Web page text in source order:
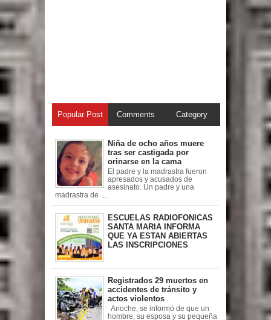
Popular Post Comments Category
Niña de ocho años muere
tras ser castigada por
orinarse en la cama
El padre y la madrastra fueron
apresados y acusados de
asesinato. Un padre y una
madrastra de ...
ESCUELAS RADIOFONICAS
SANTA MARIA INFORMA
QUE YA ESTAN ABIERTAS
LAS INSCRIPCIONES
Registrados 29 muertos en
accidentes de tránsito y
actos violentos
Anoche, se informó de que un
hombre, su esposa y su pequeña